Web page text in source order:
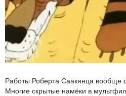
Работы Роберта Саакянца вообще
Многие скрытые намёки в